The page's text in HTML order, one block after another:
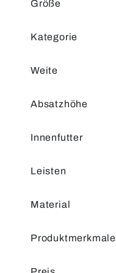
Größe
Kategorie
Weite
Absatzhöhe
Innenfutter
Leisten
Material
Produktmerkmale